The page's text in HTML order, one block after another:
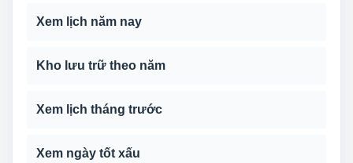
Xem lịch năm nay
Kho lưu trữ theo năm
Xem lịch tháng trước
Xem ngày tốt xấu